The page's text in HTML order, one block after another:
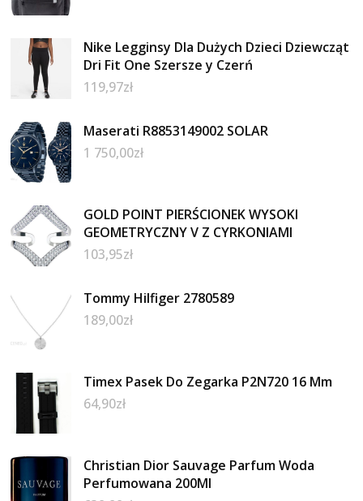
Nike Legginsy Dla Dużych Dzieci Dziewcząt
Dri Fit One Szersze y Czerń
119,97zł
Maserati R8853149002 SOLAR
1 750,00zł
GOLD POINT PIERŚCIONEK WYSOKI
GEOMETRYCZNY V Z CYRKONIAMI
103,95zł
Tommy Hilfiger 2780589
189,00zł
Timex Pasek Do Zegarka P2N720 16 Mm
64,90zł
Christian Dior Sauvage Parfum Woda
Perfumowana 200Ml